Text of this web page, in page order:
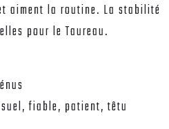
aiment la routine. La stabilité
pour le Taureau.
fiable, patient, têtu